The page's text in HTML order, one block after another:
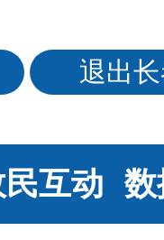
退出
互动 数